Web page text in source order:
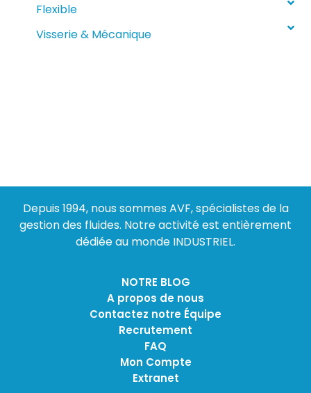
Flexible
Visserie & Mécanique
Depuis 1994, nous sommes AVF, spécialistes de la
gestion des fluides. Notre activité est entièrement
dédiée au monde INDUSTRIEL.
NOTRE BLOG
A propos de nous
Contactez notre Équipe
Recrutement
FAQ
Mon Compte
Extranet